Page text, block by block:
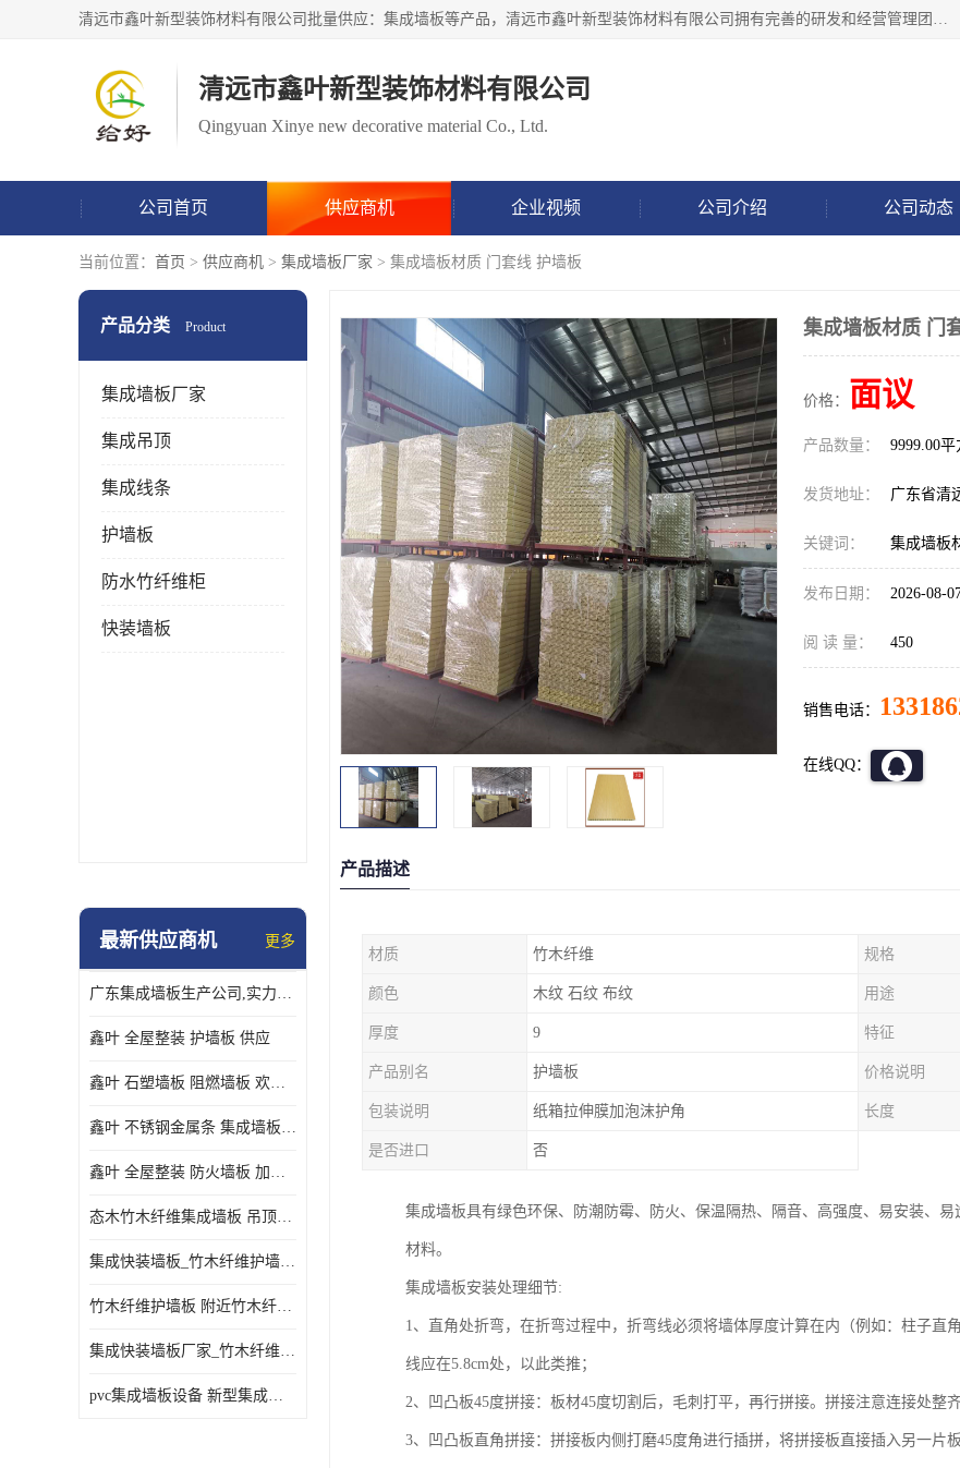
清远市鑫叶新型装饰材料有限公司批量供应：集成墙板等产品，清远市鑫叶新型装饰材料有限公司拥有完善的研发和经营管理团队，取得有70多项证书。不断让研发科技成果惠及全人类，用新材料保护自然资源，让人类生活居住健康与自然发展相和谐。全国统一热线电话：*。
清远市鑫叶新型装饰材料有限公司
Qingyuan Xinye new decorative material Co., Ltd.
公司首页 供应商机 企业视频 公司介绍 公司动态
当前位置： 首页 > 供应商机 > 集成墙板厂家 > 集成墙板材质 门套线 护墙板
产品分类 Product
集成墙板厂家
集成吊顶
集成线条
护墙板
防水竹纤维柜
快装墙板
最新供应商机 更多
广东集成墙板生产公司,实力厂家-配送+设计+安装-没中间商
鑫叶 全屋整装 护墙板 供应
鑫叶 石塑墙板 阻燃墙板 欢迎选购
鑫叶 不锈钢金属条 集成墙板阴角线 欢迎选购
鑫叶 全屋整装 防火墙板 加工定制
态木竹木纤维集成墙板 吊顶板材 扣板快装 护墙板
集成快装墙板_竹木纤维护墙板厂家_竹木纤维集成墙板厂家
竹木纤维护墙板 附近竹木纤维集成墙板厂
集成快装墙板厂家_竹木纤维护墙板厂家_竹木纤维集成墙板厂家
pvc集成墙板设备 新型集成墙板 厂家供应
集成墙板材质 门
价格： 面议
产品数量： 9999.00平
发货地址： 广东省清
关键词： 集成墙板
发布日期： 2026-08-
阅 读 量： 450
销售电话：
在线QQ：
产品描述
材质 竹木纤维 规格
颜色 木纹 石纹 布纹 用途
厚度 9 特征
产品别名 护墙板 价格说明
包装说明 纸箱拉伸膜加泡沫护角 长度
是否进口 否
集成墙板具有绿色环保、防潮防霉、防火、保温隔热、隔音、高强度、易安装、
材料。
集成墙板安装处理细节:
1、直角处折弯，在折弯过程中，折弯线必须将墙体厚度计算在内（例如：柱子直
线应在5.8cm处，以此类推；
2、凹凸板45度拼接：板材45度切割后，毛刺打平，再行拼接。拼接注意连接处整齐
3、凹凸板直角拼接：拼接板内侧打磨45度角进行插拼，将拼接板直接插入另一片